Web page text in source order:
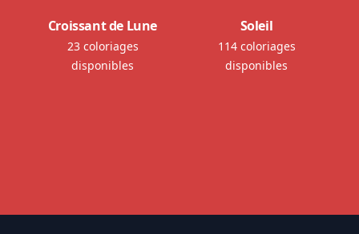
Croissant de Lune
23 coloriages
disponibles
Soleil
114 coloriages
disponibles